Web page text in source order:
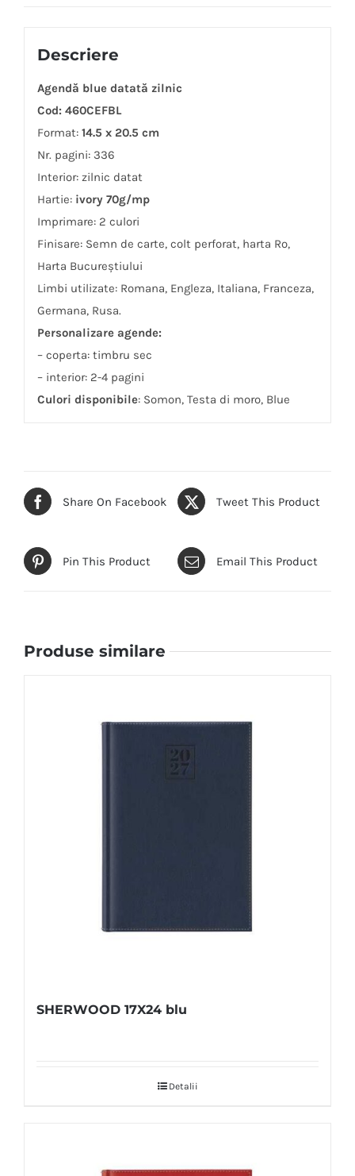
Descriere
Agendă blue datată zilnic
Cod: 460CEFBL
Format: 14.5 x 20.5 cm
Nr. pagini: 336
Interior: zilnic datat
Hartie: ivory 70g/mp
Imprimare: 2 culori
Finisare: Semn de carte, colt perforat, harta Ro,
Harta Bucureștiului
Limbi utilizate: Romana, Engleza, Italiana, Franceza,
Germana, Rusa.
Personalizare agende:
– coperta: timbru sec
– interior: 2-4 pagini
Culori disponibile: Somon, Testa di moro, Blue
Share On Facebook Tweet This Product
Pin This Product Email This Product
Produse similare
SHERWOOD 17X24 blu
Detalii